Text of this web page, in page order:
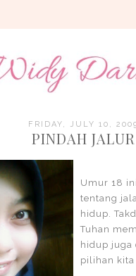
FRIDAY, JULY 10,
PINDAH JALUR
Umur 18
tentang
hidup.
Tuhan
hidup juga
pilihan kita